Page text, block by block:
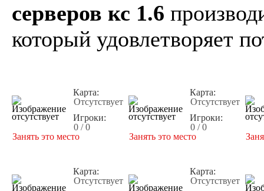
серверов кс 1.6
который удовлетворяет
Карта:
Отсутствует
Игроки:
0 / 0
Занять это место
Карта:
Отсутствует
Игроки:
0 / 0
Занять это место
Карта:
Отсутствует
Карта:
Отсутствует